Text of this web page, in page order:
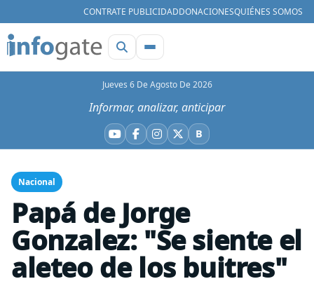
CONTRATE PUBLICIDADDONACIONESQUIÉNES SOMOS
Jueves 6 De Agosto De 2026
Informar, analizar, anticipar
YouTube
Facebook
Instagram
X BBluesky
Nacional
Papá de Jorge
Gonzalez: "Se siente el
aleteo de los buitres"